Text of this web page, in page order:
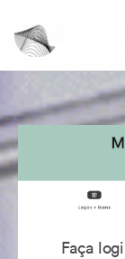
Faça